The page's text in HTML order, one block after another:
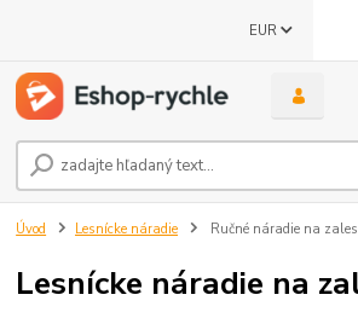
EUR
Úvod Lesnícke náradie Ručné náradie na
Lesnícke náradie na